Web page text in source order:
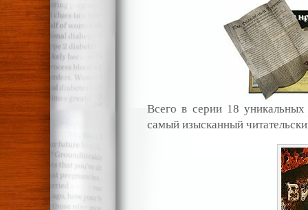
Всего в серии 18 уникальных
самый изысканный